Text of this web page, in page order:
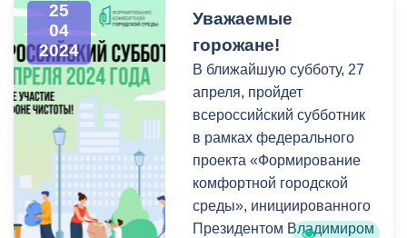
Как отметил первый
заместитель главы АМС г.
Владикавказа Зураб
Дзоблаев, особенно
приятно, что в акции
активное участие
принимает молодежь.
Субботники – это не
только возможность
25
04
2024
Уважаемые
горожане!
В ближайшую субботу, 27
апреля, пройдет
всероссийский субботник
в рамках федерального
проекта «Формирование
комфортной городской
среды», инициированного
Президентом Владимиром